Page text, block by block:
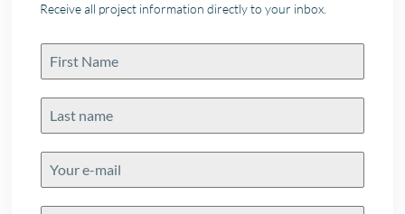
Receive all project information directly to your inbox.